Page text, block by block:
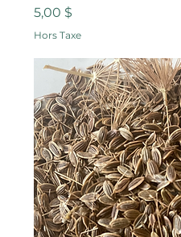
Prix
5,00 $
Hors Taxe